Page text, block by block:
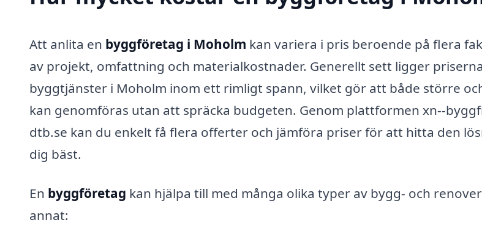
Att anlita en byggföretag i Moholm kan variera i pris beroende på flera
av projekt, omfattning och materialkostnader. Generellt sett ligger
byggtjänster i Moholm inom ett rimligt spann, vilket gör att både större
kan genomföras utan att spräcka budgeten. Genom plattformen xn--
dtb.se kan du enkelt få flera offerter och jämföra priser för att hitta den
dig bäst.
En byggföretag kan hjälpa till med många olika typer av bygg- och
annat: